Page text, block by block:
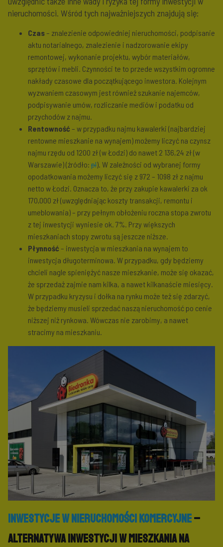
nieruchomości. Wśród tych najważniejszych znajdują się:
Czas– znalezienie odpowiedniej nieruchomości, podpisanie
aktu notarialnego, znalezienie i nadzorowanie ekipy
remontowej, wykonanie projektu, wybór materiałów,
sprzętów i mebli. Czynności te to przede wszystkim ogromne
nakłady czasowe dla początkującego inwestora. Kolejnym
wyzwaniem czasowym jest również szukanie najemców,
podpisywanie umów, rozliczanie mediów i podatku od
przychodów z najmu.
Rentowność – w przypadku najmu kawalerki (najbardziej
rentowne mieszkanie na wynajem) możemy liczyć na czynsz
najmu rzędu od 1200 zł (w Łodzi) do nawet 2 136,24 zł (w
Warszawie) (źródło: pl). W zależności od wybranej formy
opodatkowania możemy liczyć się z 972 – 1098 zł z najmu
netto w Łodzi. Oznacza to, że przy zakupie kawalerki za ok
170,000 zł (uwzględniając koszty transakcji, remontu i
umeblowania) – przy pełnym obłożeniu roczna stopa zwrotu
z tej inwestycji wyniesie ok. 7%. Przy większych
mieszkaniach stopy zwrotu są jeszcze niższe.
Płynność – inwestycja w mieszkania na wynajem to
inwestycja długoterminowa. W przypadku, gdy będziemy
chcieli nagle spieniężyć nasze mieszkanie, może się okazać,
że sprzedaż zajmie nam kilka, a nawet kilkanaście miesięcy.
W przypadku kryzysu i dołka na rynku może też się zdarzyć,
że będziemy musieli sprzedać naszą nieruchomość po cenie
niższej niż rynkowa. Wówczas nie zarobimy, a nawet
stracimy na mieszkaniu.
Inwestycje w nieruchomości komercyjne–
alternatywa inwestycji w mieszkania na